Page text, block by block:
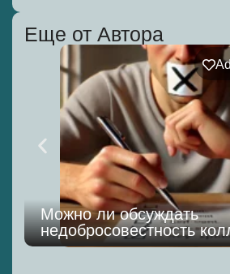
Еще от Автора
Можно ли обсуждать
недобросовестность